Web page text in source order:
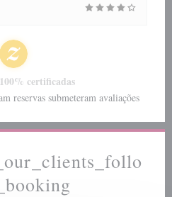
certificadas
reservas submeteram avaliações